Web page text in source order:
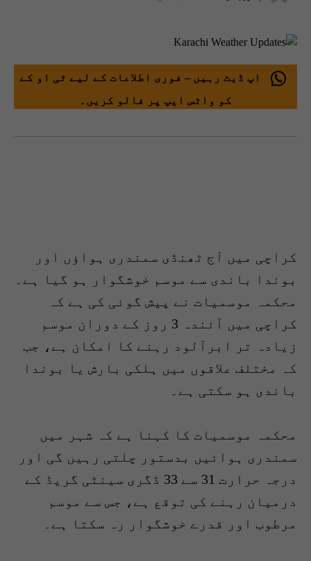
اپ ڈیٹ رہیں – فوری اطلاعات کے لیے ٹی او کے
کو واٹس ایپ پر فالو کریں۔
کراچی میں آج ٹھنڈی سمندری ہواؤں اور
بوندا باندی سے موسم خوشگوار ہو گیا ہے۔
محکمہ موسمیات نے پیش گوئی کی ہے کہ
کراچی میں آئندہ 3 روز کے دوران موسم
زیادہ تر ابرآلود رہنے کا امکان ہے، جب
کہ مختلف علاقوں میں ہلکی بارش یا بوندا
باندی ہو سکتی ہے۔
محکمہ موسمیات کا کہنا ہے کہ شہر میں
سمندری ہوائیں بدستور چلتی رہیں گی اور
درجہ حرارت 31 سے 33 ڈگری سینٹی گریڈ کے
درمیان رہنے کی توقع ہے، جس سے موسم
مرطوب اور قدرے خوشگوار رہ سکتا ہے۔